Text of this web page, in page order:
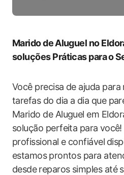
Marido de⁤ Aluguel no
soluções ‌Práticas para ⁣o
Você precisa de ajuda para
tarefas do dia a dia que
Marido de Aluguel em
solução perfeita para⁣
profissional e confiável
estamos⁢ prontos para
desde⁣ reparos simples ‍até